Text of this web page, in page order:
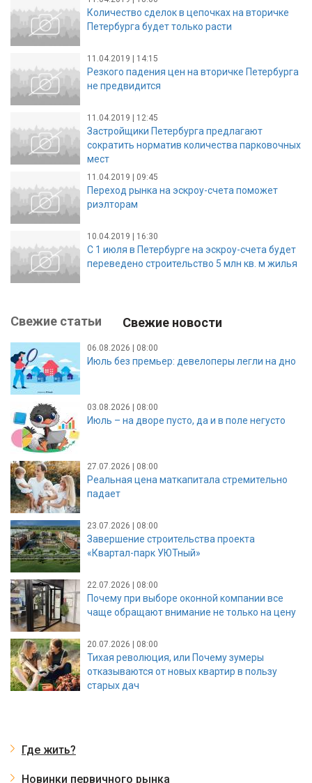
Количество сделок в цепочках на вторичке
Петербурга будет только расти
11.04.2019 | 14:15
Резкого падения цен на вторичке Петербурга
не предвидится
11.04.2019 | 12:45
Застройщики Петербурга предлагают
сократить норматив количества парковочных
мест
11.04.2019 | 09:45
Переход рынка на эскроу-счета поможет
риэлторам
10.04.2019 | 16:30
С 1 июля в Петербурге на эскроу-счета будет
переведено строительство 5 млн кв. м жилья
Свежие статьи Свежие новости
06.08.2026 | 08:00
Июль без премьер: девелоперы легли на дно
03.08.2026 | 08:00
Июль – на дворе пусто, да и в поле негусто
27.07.2026 | 08:00
Реальная цена маткапитала стремительно
падает
23.07.2026 | 08:00
Завершение строительства проекта
«Квартал-парк УЮТный»
22.07.2026 | 08:00
Почему при выборе оконной компании все
чаще обращают внимание не только на цену
20.07.2026 | 08:00
Тихая революция, или Почему зумеры
отказываются от новых квартир в пользу
старых дач
Где жить?
Новинки первичного рынка